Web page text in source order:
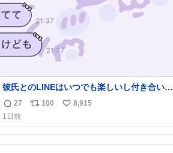
彼氏とのLINEはいつでも楽しいし付き合いた
ての頃の嬉しかったLINEは無限にあるけど(同
棲前は1日で各50通くらい送りあってたし)最
近嬉しかったのはこれ
返
信
数
27
リ
ス
100
い
ね
8,915
1日前